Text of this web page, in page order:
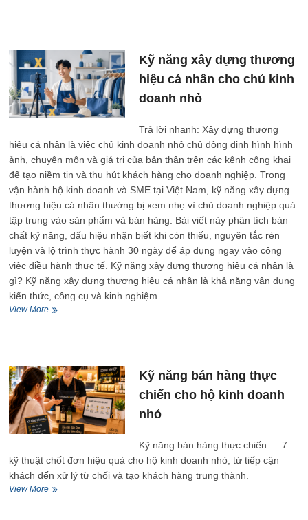
Facebook,
TikTok
hiệu
quả
cho
SME
sách
thấp
Kỹ năng xây dựng thương
hiệu cá nhân cho chủ kinh
doanh nhỏ
Trả lời nhanh: Xây dựng thương
hiệu cá nhân là việc chủ kinh doanh nhỏ chủ động định hình hình
ảnh, chuyên môn và giá trị của bản thân trên các kênh công khai
để tạo niềm tin và thu hút khách hàng cho doanh nghiệp. Trong
vận hành hộ kinh doanh và SME tại Việt Nam, kỹ năng xây dựng
thương hiệu cá nhân thường bị xem nhẹ vì chủ doanh nghiệp quá
tập trung vào sản phẩm và bán hàng. Bài viết này phân tích bản
chất kỹ năng, dấu hiệu nhận biết khi còn thiếu, nguyên tắc rèn
luyện và lộ trình thực hành 30 ngày để áp dụng ngay vào công
việc điều hành thực tế. Kỹ năng xây dựng thương hiệu cá nhân là
gì? Kỹ năng xây dựng thương hiệu cá nhân là khả năng vận dụng
kiến thức, công cụ và kinh nghiệm…
View MoreKỹ
hiệu
cá
nhân
cho
chủ
kinh
nhỏ
Kỹ năng bán hàng thực
chiến cho hộ kinh doanh
nhỏ
Kỹ năng bán hàng thực chiến — 7
kỹ thuật chốt đơn hiệu quả cho hộ kinh doanh nhỏ, từ tiếp cận
khách đến xử lý từ chối và tạo khách hàng trung thành.
View MoreKỹ